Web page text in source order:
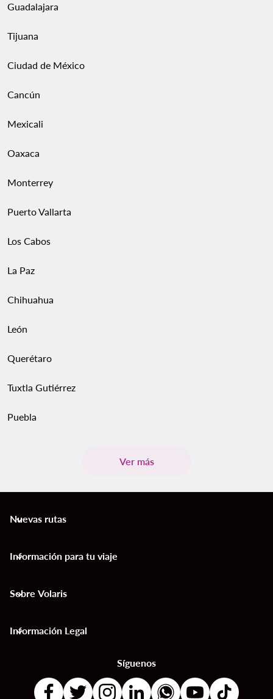
Guadalajara
Tijuana
Ciudad de México
Cancún
Mexicali
Oaxaca
Monterrey
Puerto Vallarta
Los Cabos
La Paz
Chihuahua
León
Querétaro
Tuxtla Gutiérrez
Puebla
Ver más
Nuevas rutas
keyboard_arrow_down
Información para tu viaje
keyboard_arrow_down
Sobre Volaris
keyboard_arrow_down
Información Legal
keyboard_arrow_down
Síguenos